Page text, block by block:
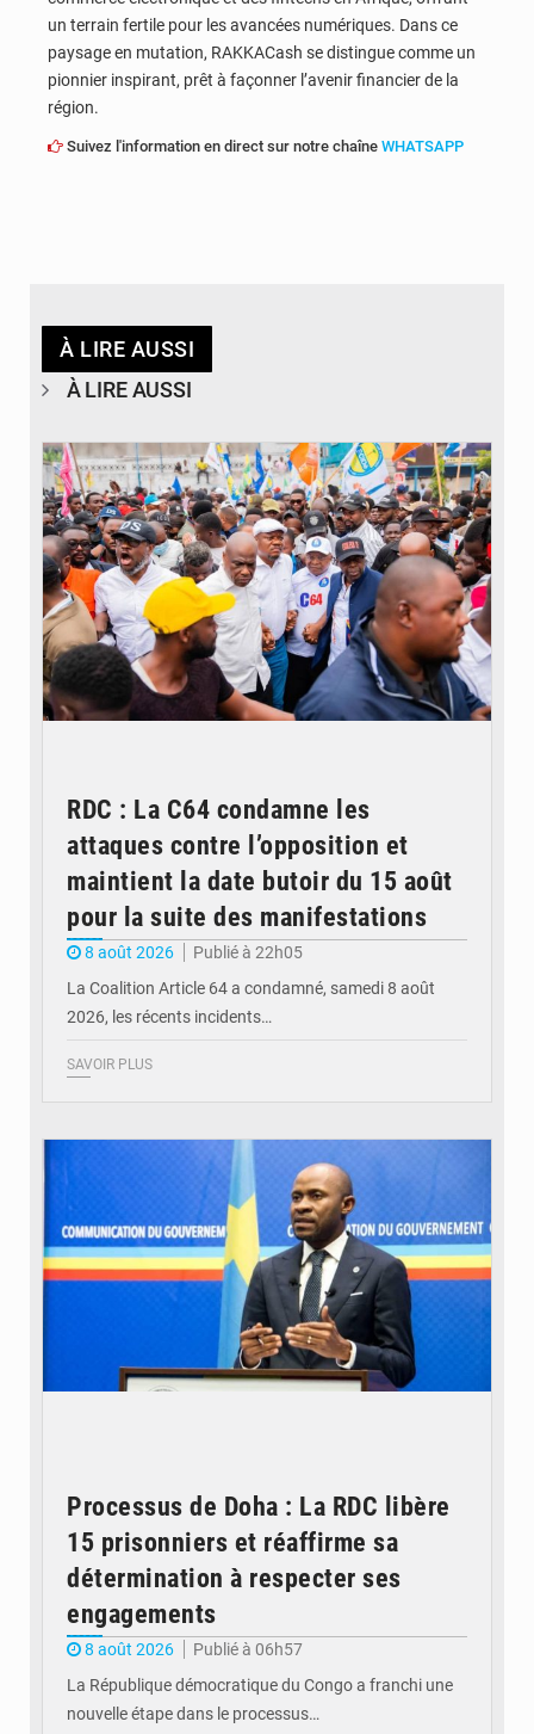
un terrain fertile pour les avancées numériques. Dans ce
paysage en mutation, RAKKACash se distingue comme un
pionnier inspirant, prêt à façonner l’avenir financier de la
région.
Suivez l'information en direct sur notre chaîne WHATSAPP
À LIRE AUSSI
À LIRE AUSSI
RDC : La C64 condamne les
attaques contre l’opposition et
maintient la date butoir du 15 août
pour la suite des manifestations
8 août 2026
Publié à 22h05
La Coalition Article 64 a condamné, samedi 8 août
2026, les récents incidents…
SAVOIR PLUS
Processus de Doha : La RDC libère
15 prisonniers et réaffirme sa
détermination à respecter ses
engagements
8 août 2026
Publié à 06h57
La République démocratique du Congo a franchi une
nouvelle étape dans le processus…